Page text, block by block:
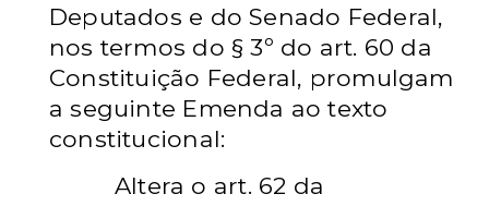
Deputados e do Senado Federal,
nos termos do § 3º do art. 60 da
Constituição Federal, promulgam
a seguinte Emenda ao texto
constitucional:
Altera o art. 62 da